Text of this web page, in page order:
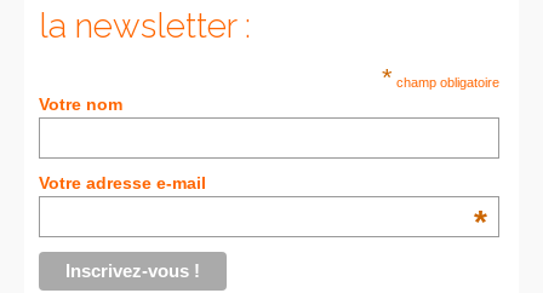
la newsletter :
* champ obligatoire
Votre nom
Votre adresse e-mail
*